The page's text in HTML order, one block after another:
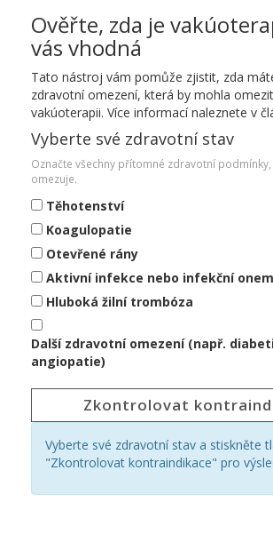
Ověřte, zda je
vás vhodná
Tato nástroj vám pomůže zjistit, zda
zdravotní omezení, která by mohla
vakúoterapii. Více informací naleznete v
Vyberte své zdravotní stav
Označte všechny přítomné zdravotní
omezuje.
Těhotenství
Koagulopatie
Otevřené rány
Aktivní infekce nebo infekční
Hluboká žilní trombóza
Další zdravotní omezení (např.
angiopatie)
Zkontrolovat
Vyberte své zdravotní stav a stiskněte
"Zkontrolovat kontraindikace" pro